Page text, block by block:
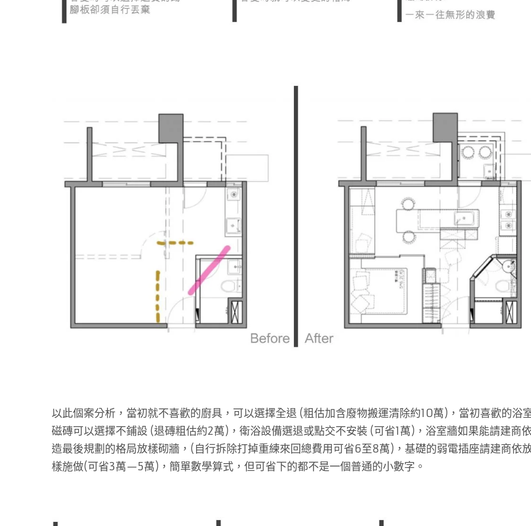
以此個案分析，當初就不喜歡的廚具，可以選擇全退 (粗估加含廢物搬運清除約10萬)，當初喜歡的浴
磁磚可以選擇不鋪設 (退磚粗估約2萬)，衛浴設備選退或點交不安裝 (可省1萬)，浴室牆如果能請建商依
造最後規劃的格局放樣砌牆，(自行拆除打掉重練來回總費用可省6至8萬)，基礎的弱電插座請建商依
樣施做(可省3萬—5萬)，簡單數學算式，但可省下的都不是一個普通的小數字。